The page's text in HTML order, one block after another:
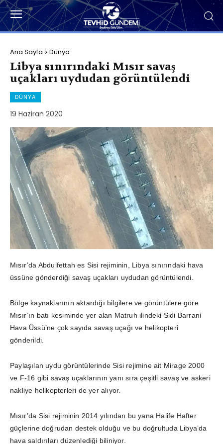
Ana Sayfa Dünya
Libya sınırındaki Mısır savaş
uçakları uydudan görüntülendi
DÜNYA
19 Haziran 2020
Mısır’da Abdulfettah es Sisi rejiminin, Libya sınırındaki hava
üssüne gönderdiği savaş uçakları uydudan görüntülendi.
Bölge kaynaklarının aktardığı bilgilere ve görüntülere göre
Mısır’ın batı kesiminde yer alan Matruh ilindeki Sidi Barrani
Hava Üssü’ne çok sayıda savaş uçağı ve helikopteri
gönderildi.
Paylaşılan uydu görüntülerinde Sisi rejimine ait Mirage 2000
ve F-16 gibi savaş uçaklarının yanı sıra çeşitli savaş ve askeri
nakliye helikopterleri de yer alıyor.
Mısır’da Sisi rejiminin 2014 yılından bu yana Halife Hafter
güçlerine doğrudan destek olduğu ve bu doğrultuda Libya’da
hava saldırıları düzenlediği biliniyor.